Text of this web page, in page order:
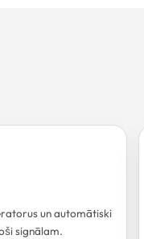
un automātiski
signālam.